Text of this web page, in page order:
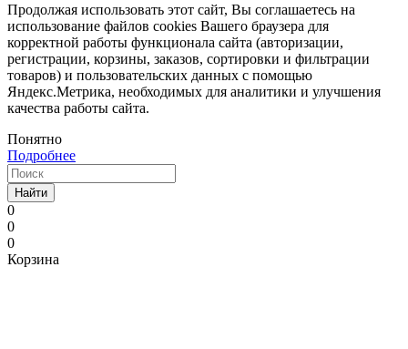
Продолжая использовать этот сайт, Вы соглашаетесь на
использование файлов cookies Вашего браузера для
корректной работы функционала сайта (авторизации,
регистрации, корзины, заказов, сортировки и фильтрации
товаров) и пользовательских данных с помощью
Яндекс.Метрика, необходимых для аналитики и улучшения
качества работы сайта.
Понятно
Подробнее
Найти
0
0
0
Корзина